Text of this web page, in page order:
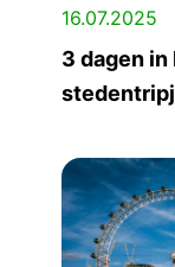
16.07.2025
3 dagen